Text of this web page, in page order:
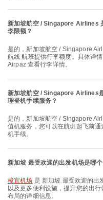
新加坡航空 / Singapore Airlines
李限额？
是的，新加坡航空 / Singapore Airlines 为从 新加坡 前往 上海 的 国内 & 国际
航线 航班提供行李额度。具体详
Airpaz 查看行李详情。
新加坡航空 / Singapore Airlines
理登机手续服务？
是的，新加坡航空 / Singapore Airlines 提供从 新加坡 飞往 上海 的航班在线
值机服务，您可以在航班起飞前
机手续。
新加坡 最受欢迎的出发机场是哪个
樟宜机场 是 新加坡 最受欢迎的出
以及更多便利设施，提升您的出
布局的详细信息。